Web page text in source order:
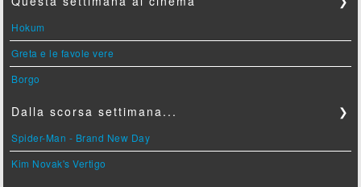
Hokum
Greta e le favole vere
Borgo
Dalla scorsa settimana... ❯
Spider-Man - Brand New Day
Kim Novak's Vertigo